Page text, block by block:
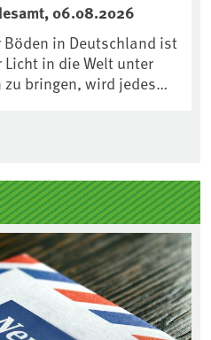
auf diese und
unserer Webseite:
#Trockenheit
06.08.2026
Böden in Deutschland ist
Licht in die Welt unter
zu bringen, wird jedes
des Bodens, der
vorgestellt. Das UBA
wird der Boden des
und was passiert
eines solchen
dazu gibt es im
Jetzt
interview/sc202-
der-krume/